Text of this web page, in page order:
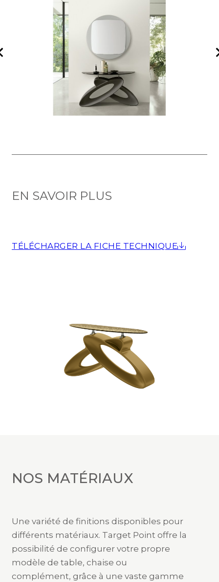
EN SAVOIR PLUS
TÉLÉCHARGER LA FICHE TECHNIQUE
NOS MATÉRIAUX
Une variété de finitions disponibles pour
différents matériaux. Target Point offre la
possibilité de configurer votre propre
modèle de table, chaise ou
complément, grâce à une vaste gamme